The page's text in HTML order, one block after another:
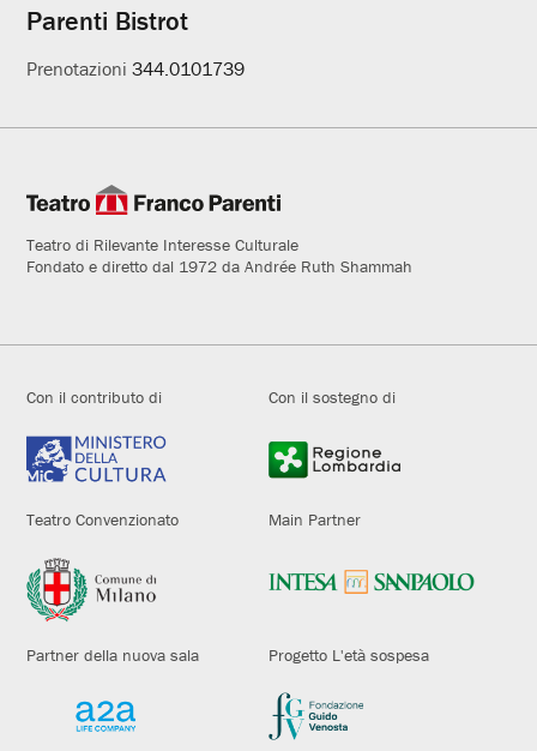
Parenti Bistrot
Prenotazioni344.0101739
Teatro di Rilevante Interesse Culturale
Fondato e diretto dal 1972 da Andrée Ruth Shammah
Con il contributo di Con il sostegno di
Teatro Convenzionato Main Partner
Partner della nuova sala Progetto L'età sospesa